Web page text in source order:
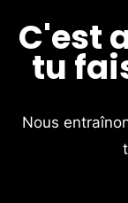
C'est
tu
Nous